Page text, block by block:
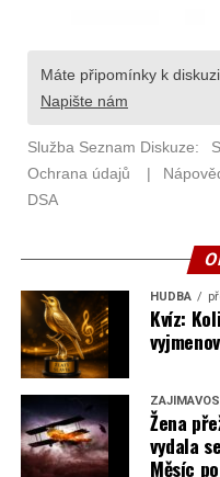
HUDBA
Kvíz:
Žena
vydala
Měsíc